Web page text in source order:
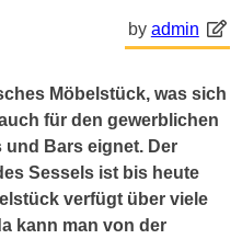
by admin
Möbelstück, was sich
für den gewerblichen
und Bars eignet. Der
Sessels ist bis heute
verfügt über viele
kann man von der